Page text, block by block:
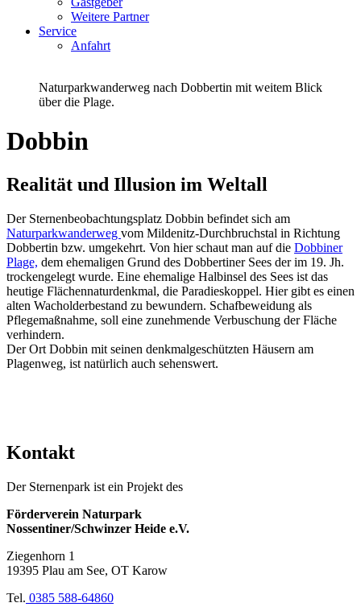
Weitere Partner
Service
Anfahrt
Naturparkwanderweg nach Dobbertin mit weitem Blick
über die Plage.
Dobbin
Realität und Illusion im Weltall
Der Sternenbeobachtungsplatz Dobbin befindet sich am
Naturparkwanderweg vom Mildenitz-Durchbruchstal in Richtung
Dobbertin bzw. umgekehrt. Von hier schaut man auf die Dobbiner
Plage, dem ehemaligen Grund des Dobbertiner Sees der im 19. Jh.
trockengelegt wurde. Eine ehemalige Halbinsel des Sees ist das
heutige Flächennaturdenkmal, die Paradieskoppel. Hier gibt es einen
alten Wacholderbestand zu bewundern. Schafbeweidung als
Pflegemaßnahme, soll eine zunehmende Verbuschung der Fläche
verhindern.
Der Ort Dobbin mit seinen denkmalgeschützten Häusern am
Plagenweg, ist natürlich auch sehenswert.
Kontakt
Der Sternenpark ist ein Projekt des
Förderverein Naturpark
Nossentiner/Schwinzer Heide e.V.
Ziegenhorn 1
19395 Plau am See, OT Karow
Tel. 0385 588-64860